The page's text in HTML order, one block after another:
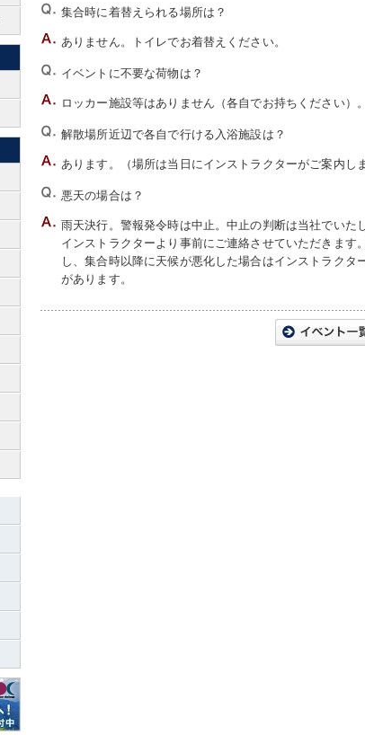
集合時に着替えられる場所は？
ありません。トイレでお着替えください。
イベントに不要な荷物は？
ロッカー施設等はありません（各自でお持ちください）。
解散場所近辺で各自で行ける入浴施設は？
あります。（場所は当日にインストラクターがご案内し
悪天の場合は？
雨天決行。警報発令時は中止。中止の判断は当社でい
インストラクターより事前にご連絡させていただきま
し、集合時以降に天候が悪化した場合はインストラク
があります。